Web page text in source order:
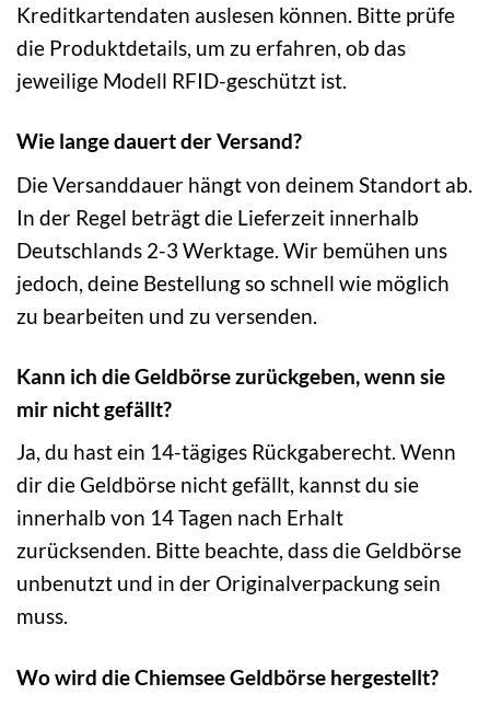
Kreditkartendaten auslesen können. Bitte prüfe
die Produktdetails, um zu erfahren, ob das
jeweilige Modell RFID-geschützt ist.
Wie lange dauert der Versand?
Die Versanddauer hängt von deinem Standort ab.
In der Regel beträgt die Lieferzeit innerhalb
Deutschlands 2-3 Werktage. Wir bemühen uns
jedoch, deine Bestellung so schnell wie möglich
zu bearbeiten und zu versenden.
Kann ich die Geldbörse zurückgeben, wenn sie
mir nicht gefällt?
Ja, du hast ein 14-tägiges Rückgaberecht. Wenn
dir die Geldbörse nicht gefällt, kannst du sie
innerhalb von 14 Tagen nach Erhalt
zurücksenden. Bitte beachte, dass die Geldbörse
unbenutzt und in der Originalverpackung sein
muss.
Wo wird die Chiemsee Geldbörse hergestellt?